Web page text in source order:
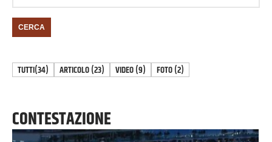
CERCA
TUTTI(34) ARTICOLO(23) VIDEO(9) FOTO(2)
CONTESTAZIONE